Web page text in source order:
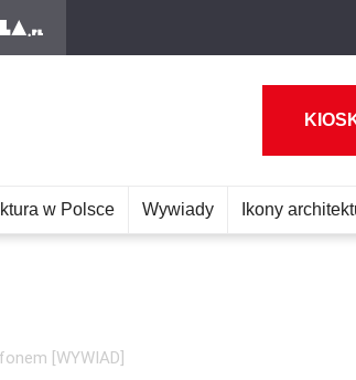
w Polsce Wywiady Ikony
[WYWIAD]